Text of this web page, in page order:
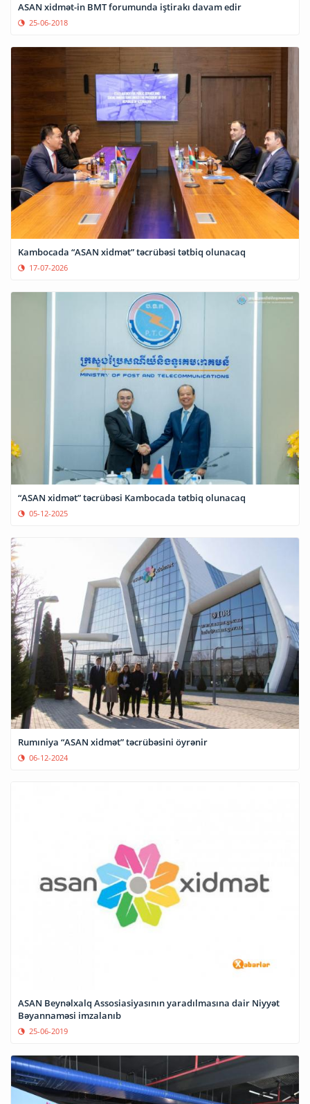
ASAN xidmət-in BMT forumunda iştirakı davam edir
25-06-2018
Kambocada “ASAN xidmət” təcrübəsi tətbiq olunacaq
17-07-2026
“ASAN xidmət” təcrübəsi Kambocada tətbiq olunacaq
05-12-2025
Rumıniya “ASAN xidmət” təcrübəsini öyrənir
06-12-2024
ASAN Beynəlxalq Assosiasiyasının yaradılmasına dair Niyyət
Bəyannaməsi imzalanıb
25-06-2019